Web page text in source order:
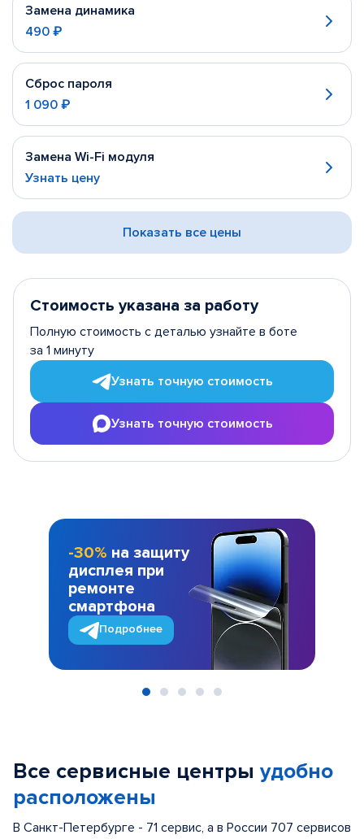
Замена динамика
490 ₽
Сброс пароля
1 090 ₽
Замена Wi-Fi модуля
Узнать цену
Показать все цены
Стоимость указана за работу
Полную стоимость с деталью узнайте в боте
за 1 минуту
Узнать точную стоимость
Узнать точную стоимость
-30% на защиту
дисплея при
ремонте
смартфона
Подробнее
Все сервисные центры удобно
расположены
В Санкт-Петербурге - 71 сервис, а в России 707 сервисов